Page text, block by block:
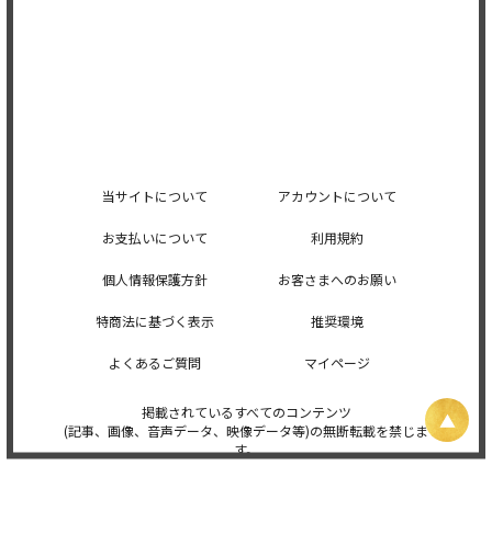
当サイトについて アカウントについて
お支払いについて 利用規約
個人情報保護方針 お客さまへのお願い
特商法に基づく表示 推奨環境
よくあるご質問 マイページ
掲載されているすべてのコンテンツ
(記事、画像、音声データ、映像データ等)の無断転載を禁じま
す。